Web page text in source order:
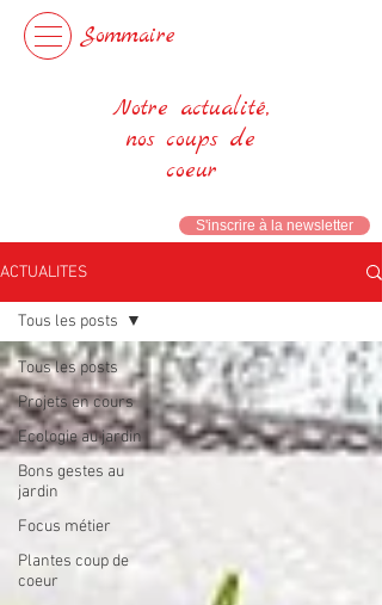
Sommaire
Notre actualité,
nos coups de
coeur
S'inscrire à la newsletter
ACTUALITES
Tous les posts
Projets en cours
Ecologie au jardin
Bons gestes au
jardin
Focus métier
Plantes coup de
coeur
Tous les posts